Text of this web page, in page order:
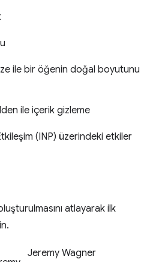
ile bir öğenin doğal boyutunu
ile içerik gizleme
(INP) üzerindeki etkiler
atlayarak ilk
Jeremy Wagner